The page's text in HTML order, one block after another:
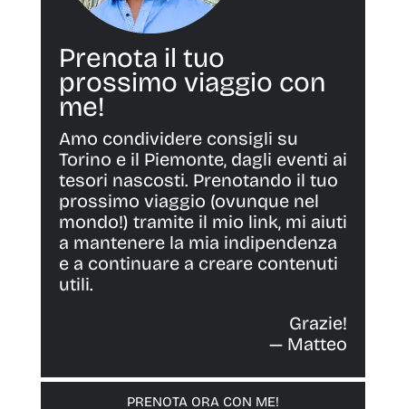
Prenota il tuo
prossimo viaggio con
me!
Amo condividere consigli su
Torino e il Piemonte, dagli eventi ai
tesori nascosti. Prenotando il tuo
prossimo viaggio (ovunque nel
mondo!) tramite il mio link, mi aiuti
a mantenere la mia indipendenza
e a continuare a creare contenuti
utili.
Grazie!
— Matteo
PRENOTA ORA CON ME!